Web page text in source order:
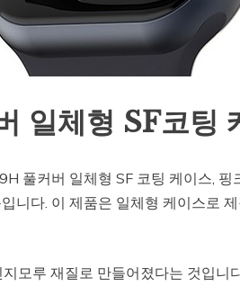
일체형 SF코팅
풀커버 일체형 SF 코팅 케이스,
니다. 이 제품은 일체형 케이스로
모루 재질로 만들어졌다는 것입니